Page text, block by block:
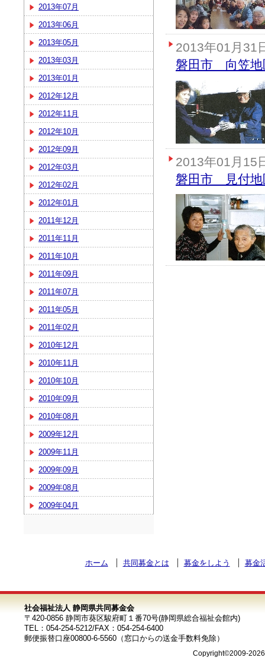
2013年07月
2013年06月
2013年05月
2013年03月
2013年01月
2012年12月
2012年11月
2012年10月
2012年09月
2012年03月
2012年02月
2012年01月
2011年12月
2011年11月
2011年10月
2011年09月
2011年07月
2011年05月
2011年02月
2010年12月
2010年11月
2010年10月
2010年09月
2010年08月
2009年12月
2009年11月
2009年09月
2009年08月
2009年04月
2013年01月31
磐田市 向笠地
2013年01月15
磐田市 見付地
ホーム 共同募金とは 募金をしよう 募金
社会福祉法人 静岡県共同募金会
〒420-0856 静岡市葵区駿府町１番70号(静岡県総合福祉会館内)
TEL：054-254-5212/FAX：054-254-6400
郵便振替口座00800-6-5560（窓口からの送金手数料免除）
Copyright©2009-